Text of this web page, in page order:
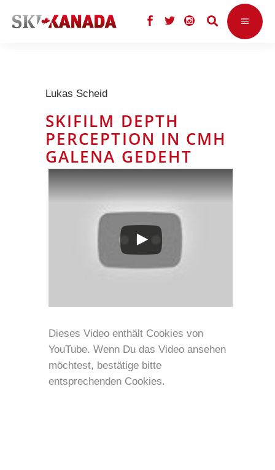
Lukas Scheid
SKIFILM DEPTH
PERCEPTION IN CMH
GALENA GEDEHT
Dieses Video enthält Cookies von
YouTube. Wenn Du das Video ansehen
möchtest, bestätige bitte
entsprechenden Cookies.